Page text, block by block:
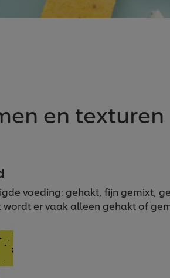
en texturen
voeding: gehakt, fijn gemixt,
er vaak alleen gehakt of